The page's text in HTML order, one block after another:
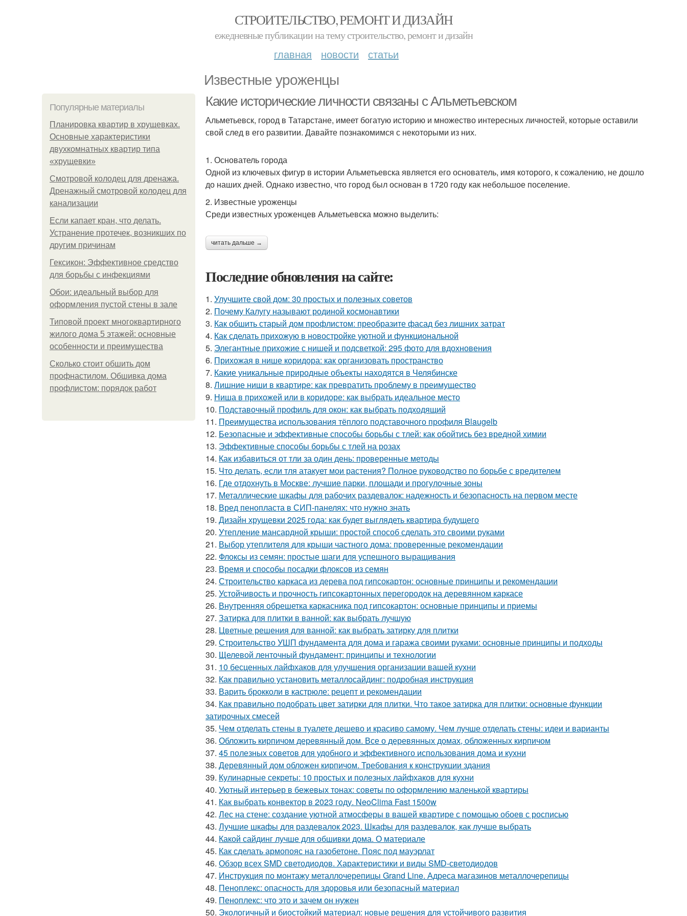
СТРОИТЕЛЬСТВО, РЕМОНТ И ДИЗАЙН
ежедневные публикации на тему строительство, ремонт и дизайн
главная новости статьи
Известные уроженцы
Популярные материалы
Планировка квартир в хрущевках.
Основные характеристики
двухкомнатных квартир типа
«хрущевки»
Смотровой колодец для дренажа.
Дренажный смотровой колодец для
канализации
Если капает кран, что делать.
Устранение протечек, возникших по
другим причинам
Гексикон: Эффективное средство
для борьбы с инфекциями
Обои: идеальный выбор для
оформления пустой стены в зале
Типовой проект многоквартирного
жилого дома 5 этажей: основные
особенности и преимущества
Сколько стоит обшить дом
профнастилом. Обшивка дома
профлистом: порядок работ
Какие исторические личности связаны с Альметьевском
Альметьевск, город в Татарстане, имеет богатую историю и множество интересных личностей, которые оставили
свой след в его развитии. Давайте познакомимся с некоторыми из них.
1. Основатель города
Одной из ключевых фигур в истории Альметьевска является его основатель, имя которого, к сожалению, не дошло
до наших дней. Однако известно, что город был основан в 1720 году как небольшое поселение.
2. Известные уроженцы
Среди известных уроженцев Альметьевска можно выделить:
читать дальше →
Последние обновления на сайте:
1. Улучшите свой дом: 30 простых и полезных советов
2. Почему Калугу называют родиной космонавтики
3. Как обшить старый дом профлистом: преобразите фасад без лишних затрат
4. Как сделать прихожую в новостройке уютной и функциональной
5. Элегантные прихожие с нишей и подсветкой: 295 фото для вдохновения
6. Прихожая в нише коридора: как организовать пространство
7. Какие уникальные природные объекты находятся в Челябинске
8. Лишние ниши в квартире: как превратить проблему в преимущество
9. Ниша в прихожей или в коридоре: как выбрать идеальное место
10. Подставочный профиль для окон: как выбрать подходящий
11. Преимущества использования тёплого подставочного профиля Blaugelb
12. Безопасные и эффективные способы борьбы с тлей: как обойтись без вредной химии
13. Эффективные способы борьбы с тлей на розах
14. Как избавиться от тли за один день: проверенные методы
15. Что делать, если тля атакует мои растения? Полное руководство по борьбе с вредителем
16. Где отдохнуть в Москве: лучшие парки, площади и прогулочные зоны
17. Металлические шкафы для рабочих раздевалок: надежность и безопасность на первом месте
18. Вред пенопласта в СИП-панелях: что нужно знать
19. Дизайн хрущевки 2025 года: как будет выглядеть квартира будущего
20. Утепление мансардной крыши: простой способ сделать это своими руками
21. Выбор утеплителя для крыши частного дома: проверенные рекомендации
22. Флоксы из семян: простые шаги для успешного выращивания
23. Время и способы посадки флоксов из семян
24. Строительство каркаса из дерева под гипсокартон: основные принципы и рекомендации
25. Устойчивость и прочность гипсокартонных перегородок на деревянном каркасе
26. Внутренняя обрешетка каркасника под гипсокартон: основные принципы и приемы
27. Затирка для плитки в ванной: как выбрать лучшую
28. Цветные решения для ванной: как выбрать затирку для плитки
29. Строительство УШП фундамента для дома и гаража своими руками: основные принципы и подходы
30. Щелевой ленточный фундамент: принципы и технологии
31. 10 бесценных лайфхаков для улучшения организации вашей кухни
32. Как правильно установить металлосайдинг: подробная инструкция
33. Варить брокколи в кастрюле: рецепт и рекомендации
34. Как правильно подобрать цвет затирки для плитки. Что такое затирка для плитки: основные функции
затирочных смесей
35. Чем отделать стены в туалете дешево и красиво самому. Чем лучше отделать стены: идеи и варианты
36. Обложить кирпичом деревянный дом. Все о деревянных домах, обложенных кирпичом
37. 45 полезных советов для удобного и эффективного использования дома и кухни
38. Деревянный дом обложен кирпичом. Требования к конструкции здания
39. Кулинарные секреты: 10 простых и полезных лайфхаков для кухни
40. Уютный интерьер в бежевых тонах: советы по оформлению маленькой квартиры
41. Как выбрать конвектор в 2023 году. NeoClima Fast 1500w
42. Лес на стене: создание уютной атмосферы в вашей квартире с помощью обоев с росписью
43. Лучшие шкафы для раздевалок 2023. Шкафы для раздевалок, как лучше выбрать
44. Какой сайдинг лучше для обшивки дома. О материале
45. Как сделать армопояс на газобетоне. Пояс под мауэрлат
46. Обзор всех SMD светодиодов. Характеристики и виды SMD-светодиодов
47. Инструкция по монтажу металлочерепицы Grand Line. Адреса магазинов металлочерепицы
48. Пеноплекс: опасность для здоровья или безопасный материал
49. Пеноплекс: что это и зачем он нужен
50. Экологичный и биостойкий материал: новые решения для устойчивого развития